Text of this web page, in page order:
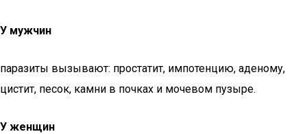
У мужчин
паразиты вызывают: простатит, импотенцию, аденому,
цистит, песок, камни в почках и мочевом пузыре.
У женщин